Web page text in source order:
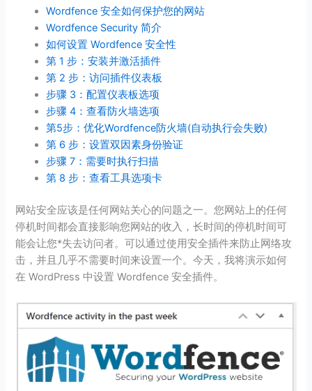
Wordfence 安全如何保护您的网站
Wordfence Security 简介
如何设置 Wordfence 安全性
第 1 步：安装并激活插件
第 2 步：访问插件仪表板
步骤 3：配置仪表板选项
步骤 4：查看防火墙选项
第5步：优化Wordfence防火墙(自动执行会失败)
第 6 步：设置双因素身份验证
步骤 7：需要时执行扫描
第 8 步：查看工具选项卡
网站安全应该是任何网站关心的问题之一。您网站上的任何
停机时间都会直接影响您网站的收入，长时间的停机时间可
能会让您*失去访问者。可以通过使用安全插件来防止网络攻
击，并且几乎不需要时间来设置一个。今天，我将演示如何
在 WordPress 中设置 Wordfence 安全插件。